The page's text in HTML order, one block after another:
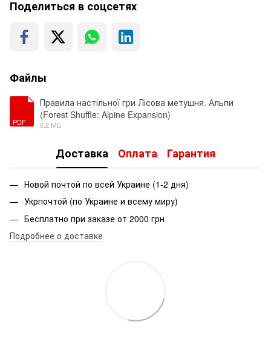
Поделиться в соцсетях
Файлы
PDF
Правила настільної гри Лісова метушня. Альпи
(Forest Shuffle: Alpine Expansion)
6.2 МБ
Доставка Оплата Гарантия
Новой почтой по всей Украине (1-2 дня)
Укрпочтой (по Украине и всему миру)
Бесплатно при заказе от 2000 грн
Подробнее о доставке